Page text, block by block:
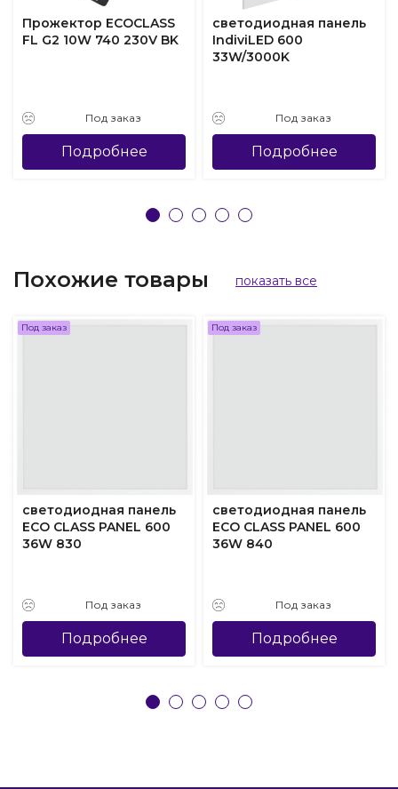
Прожектор ECOCLASS
FL G2 10W 740 230V BK
Под заказ
Подробнее
светодиодная панель
IndiviLED 600
33W/3000K
Под заказ
Подробнее
Похожие товары показать все
Под заказ
светодиодная панель
ECO CLASS PANEL 600
36W 830
Под заказ
Подробнее
Под заказ
светодиодная панель
ECO CLASS PANEL 600
36W 840
Под заказ
Подробнее